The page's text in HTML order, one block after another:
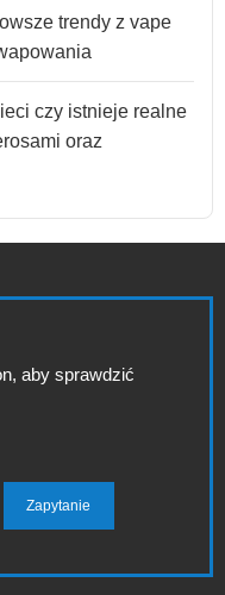
trendy z vape
czy istnieje realne
oraz
aby sprawdzić